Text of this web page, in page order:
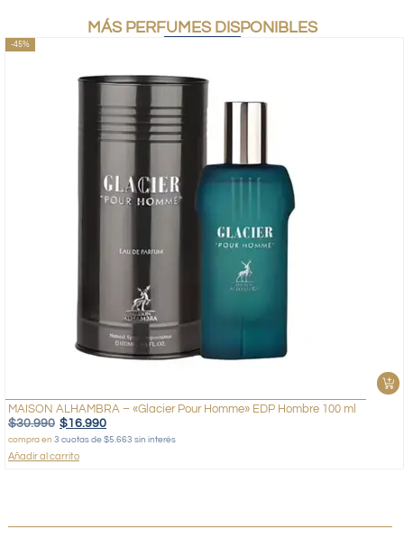
MÁS PERFUMES DISPONIBLES
-45%
MAISON ALHAMBRA – «Glacier Pour Homme» EDP Hombre 100 ml
$30.990 $16.990
compra en 3 cuotas de $5.663 sin interés
Añadir al carrito